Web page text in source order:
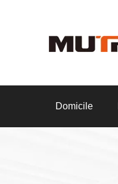
Domicile